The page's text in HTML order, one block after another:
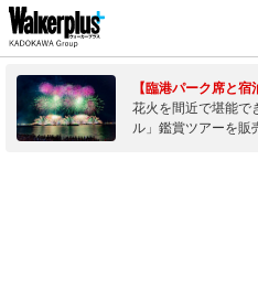
【臨港パーク席と宿
花火を間近で堪能で
ル」鑑賞ツアーを販